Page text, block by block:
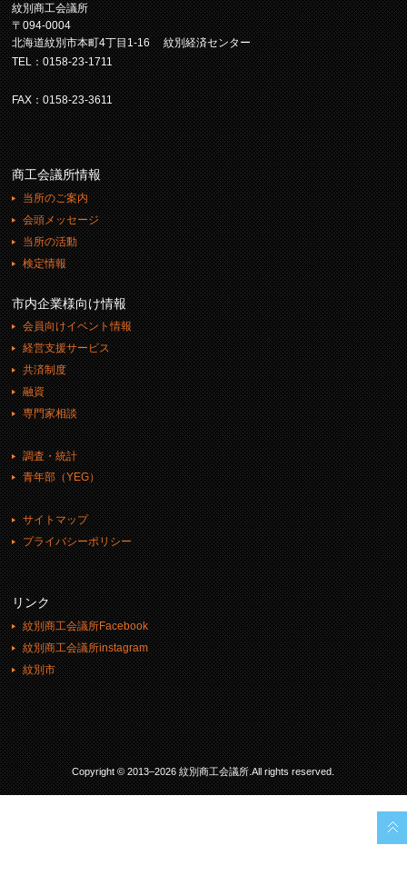
紋別商工会議所
〒094-0004
北海道紋別市本町4丁目1-16 紋別経済センター
TEL：0158-23-1711
FAX：0158-23-3611
商工会議所情報
当所のご案内
会頭メッセージ
当所の活動
検定情報
市内企業様向け情報
会員向けイベント情報
経営支援サービス
共済制度
融資
専門家相談
調査・統計
青年部（YEG）
サイトマップ
プライバシーポリシー
リンク
紋別商工会議所Facebook
紋別商工会議所instagram
紋別市
Copyright © 2013–2026 紋別商工会議所.All rights reserved.